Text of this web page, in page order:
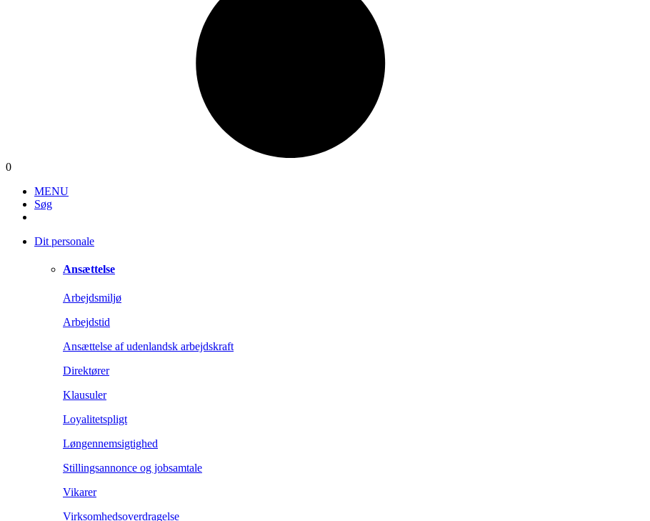
0
MENU
Søg
Dit personale
Ansættelse
Arbejdsmiljø
Arbejdstid
Ansættelse af udenlandsk arbejdskraft
Direktører
Klausuler
Loyalitetspligt
Løngennemsigtighed
Stillingsannonce og jobsamtale
Vikarer
Virksomhedsoverdragelse